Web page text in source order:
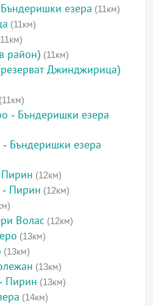
езера (11км)
(11км)
район) (11км)
Джинджирица)
(11км)
- Бъндеришки езера
- Бъндеришки езера
(12км)
- Пирин (12км)
Волас (12км)
(13км)
(13км)
(13км)
Пирин (13км)
(14км)